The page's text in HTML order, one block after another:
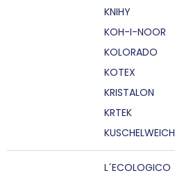
KNIHY
KOH-I-NOOR
KOLORADO
KOTEX
KRISTALON
KRTEK
KUSCHELWEICH
L´ECOLOGICO